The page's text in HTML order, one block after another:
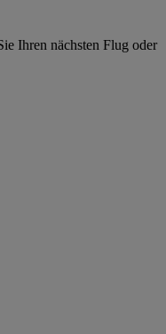
Ihren nächsten Flug oder